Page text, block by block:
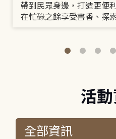
帶到民眾身邊，打造更便
在忙碌之餘享受書香、探
活